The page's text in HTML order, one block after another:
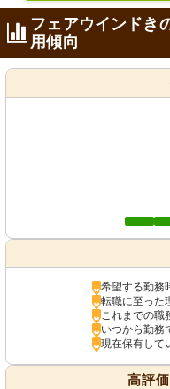
フェアウインドき
用傾向
希望する勤務
転職に至った
これまでの職
いつから勤務
現在保有して
高評